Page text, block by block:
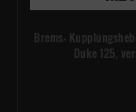
Brems-
Duke 125,